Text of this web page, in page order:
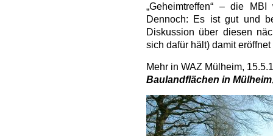
„Geheimtreffen“ – die
Dennoch: Es ist gut und
Diskussion über diesen
sich dafür hält) damit eröffnet
Mehr in WAZ Mülheim,
Baulandflächen in Mülheim